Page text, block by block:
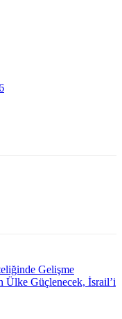
Gelişme
Ülke Güçlenecek, İsrail’i